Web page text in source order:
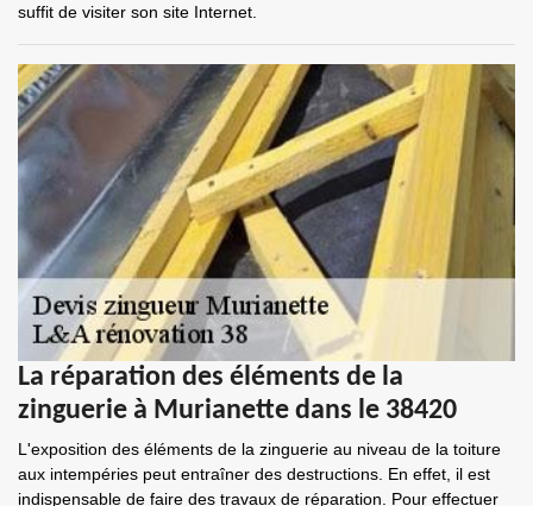
suffit de visiter son site Internet.
La réparation des éléments de la
zinguerie à Murianette dans le 38420
L'exposition des éléments de la zinguerie au niveau de la toiture
aux intempéries peut entraîner des destructions. En effet, il est
indispensable de faire des travaux de réparation. Pour effectuer